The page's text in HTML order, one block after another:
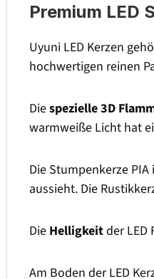
Premium LED
Uyuni LED Kerzen
hochwertigen reinen
Diespezielle 3D
warmweiße Licht hat
Die Stumpenkerze
aussieht. Die
Die Helligkeitder LED
Am Boden der LED